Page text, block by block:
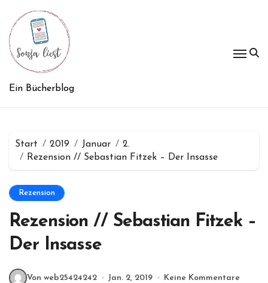
Inhalt
springen
Ein Bücherblog
Start 2019 Januar
2.
Rezension // Sebastian Fitzek – Der Insasse
Rezension
Rezension // Sebastian Fitzek –
Der Insasse
Von web25424242 Jan. 2, 2019
Keine Kommentare